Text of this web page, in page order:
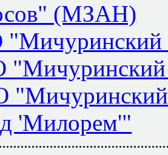
(МЗАН)
'Милорем'"